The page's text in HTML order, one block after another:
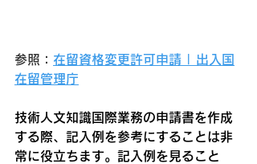
参照： 在留資格変更許可申請 | 出入国
在留管理庁
技術人文知識国際業務の申請書を作成
する際、記入例を参考にすることは非
常に役立ちます。記入例を見ること